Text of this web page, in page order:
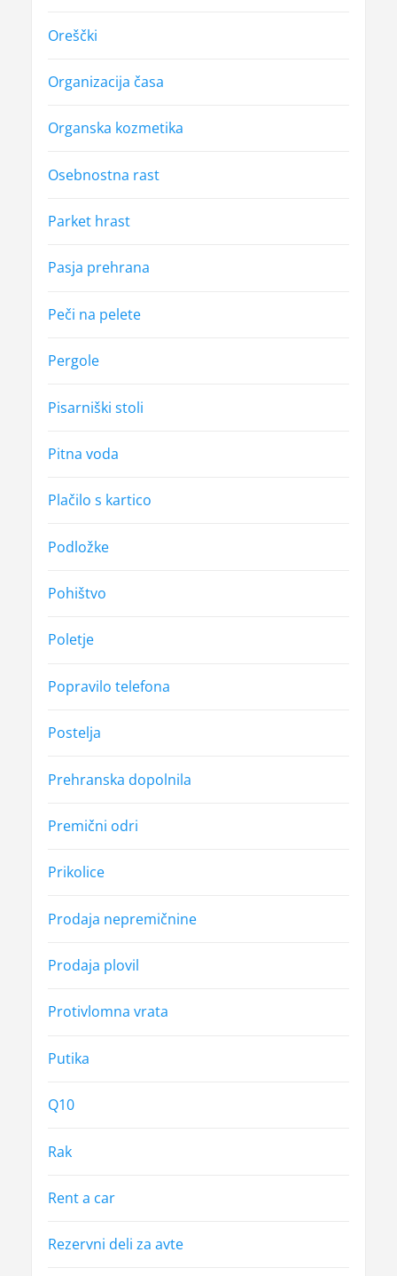
Oreščki
Organizacija časa
Organska kozmetika
Osebnostna rast
Parket hrast
Pasja prehrana
Peči na pelete
Pergole
Pisarniški stoli
Pitna voda
Plačilo s kartico
Podložke
Pohištvo
Poletje
Popravilo telefona
Postelja
Prehranska dopolnila
Premični odri
Prikolice
Prodaja nepremičnine
Prodaja plovil
Protivlomna vrata
Putika
Q10
Rak
Rent a car
Rezervni deli za avte